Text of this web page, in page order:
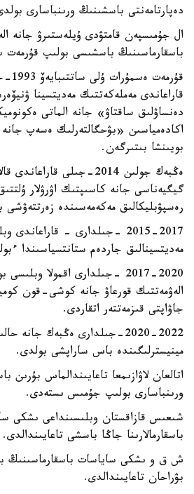
دەپارتامەنتى باسشىنىڭ ورىنباسارى
ال جۇمىسپەن قامتۋدى ۇيلەستىرۋ جانە
باسقارماسىنىڭ باسشىسى بولىپ قۇرمەت
قاراعاندى مەملەكەتتىك مەديتسينا
دەنساۋلىق ساقتاۋ» جانە الماتى
اكادەمياسىن «بۋحگالتەرلىك ەسەپ
بويىنشا بىتىرگەن.
ەڭبەك جولىن 2014-جىلى
گيگيەناسى جانە كاسىپتىك اۋرۋلار
رەسپۋبليكالىق مەكەمەسىندە
2015-2017 -جىلدارى -
مەديتسينالىق جاردەم ستانتسياسىندا
2017-2020 -جىلدارى اقمولا
الەۋمەتتىك قورعاۋ جانە كوشى-قون
جاۋاپتى قىزمەتتەر اتقاردى.
2020-2022-جىلدارى ەڭبەك جانە
مينيسترلىگىندە باس ساراپشى بولدى.
اتالعان لاۋازىمعا تاعايىندالماس بۇرىن
ورىنباسارى بولىپ جۇمىس ىستەدى.
شىعىس قازاقستان وبلىسىنداعى ىشكى
باسقارمالارىنا جاڭا باسشى تاعايىندالدى.
ش ق و ىشكى ساياسات باسقارماسىنىڭ
بۋراحان تاعايىندالدى.